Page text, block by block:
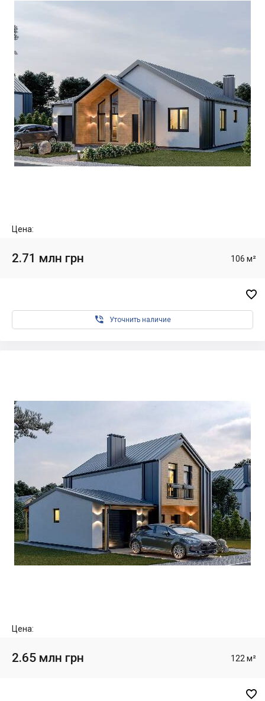
Цена:
2.71 млн грн 106 м²

 Уточнить наличие
Цена:
2.65 млн грн 122 м²
